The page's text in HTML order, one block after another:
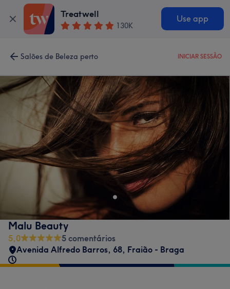
Treatwell
130K
Use app
Salões de Beleza perto INICIAR SESSÃO
Malu Beauty
5,0
5 comentários
Avenida Alfredo Barros, 68, Fraião - Braga